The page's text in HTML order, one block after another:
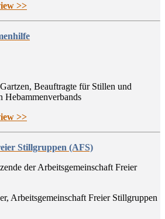
>>
Beauftragte für Stillen und
Hebammenverbands
>>
Stillgruppen (AFS)
Arbeitsgemeinschaft Freier Stillgruppen